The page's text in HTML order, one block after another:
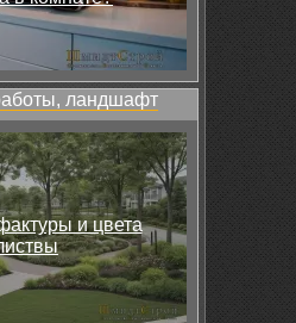
ландшафт
и цвета